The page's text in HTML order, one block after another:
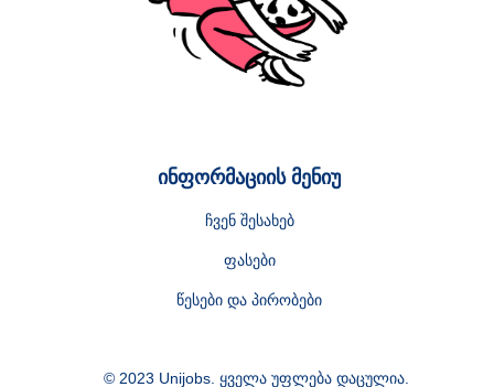
ინფორმაციის მენიუ
ჩვენ შესახებ
ფასები
წესები და პირობები
© 2023 Unijobs. ყველა უფლება დაცულია.